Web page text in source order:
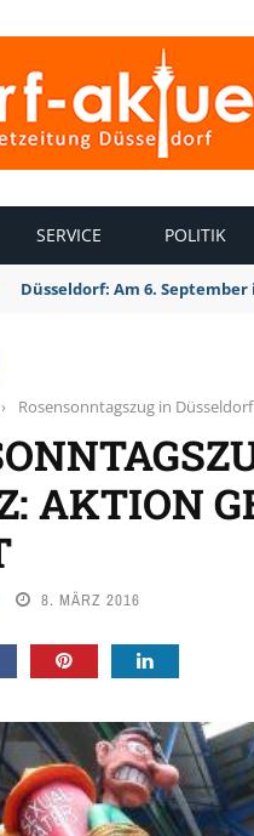
SERVICE POLITIK
Düsseldorf: Am 6.
› Rosensonntagszug in
AKTION
8. MÄRZ 2016